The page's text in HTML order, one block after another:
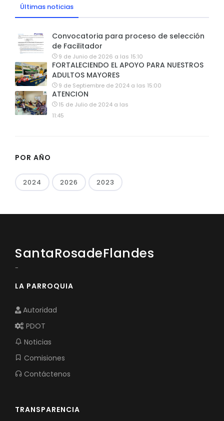
Últimas noticias
Convocatoria para proceso de selección
de Facilitador
9 de Junio de 2026 a las 15:10
FORTALECIENDO EL APOYO PARA NUESTROS
ADULTOS MAYORES
9 de Septiembre de 2024 a las 15:00
ATENCION
15 de Julio de 2024 a las
11:45
POR AÑO
2024 2026 2023
SantaRosadeFlandes
-
LA PARROQUIA
Autoridad
PDOT
Noticias
Comisiones
Contáctenos
TRANSPARENCIA